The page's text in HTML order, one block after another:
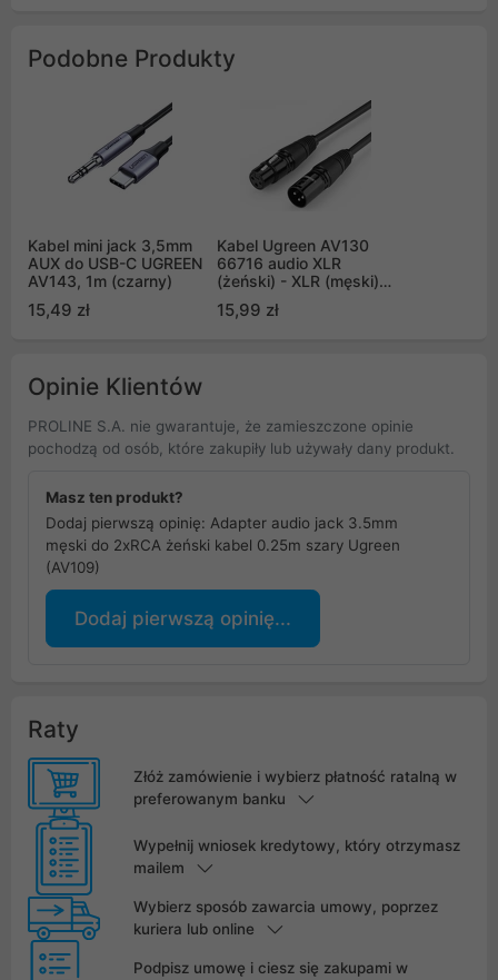
Podobne Produkty
Kabel mini jack 3,5mm
AUX do USB-C UGREEN
AV143, 1m (czarny)
15,49 zł
Kabel Ugreen AV130
66716 audio XLR
(żeński) - XLR (męski)
wzmacniacza 1m -
15,99 zł
Opinie Klientów
PROLINE S.A. nie gwarantuje, że zamieszczone opinie
pochodzą od osób, które zakupiły lub używały dany produkt.
Masz ten produkt?
Dodaj pierwszą opinię: Adapter audio jack 3.5mm
męski do 2xRCA żeński kabel 0.25m szary Ugreen
(AV109)
Dodaj pierwszą opinię...
Raty
Złóż zamówienie i wybierz płatność ratalną w
preferowanym banku
Wypełnij wniosek kredytowy, który otrzymasz
mailem
Wybierz sposób zawarcia umowy, poprzez
kuriera lub online
Podpisz umowę i ciesz się zakupami w